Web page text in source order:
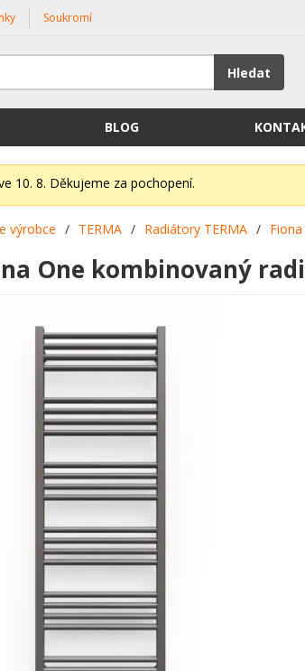
Soukromí
Hledat
BLOG
10. 8. Děkujeme za pochopení.
výrobce / TERMA / Radiátory TERMA /
One kombinovaný